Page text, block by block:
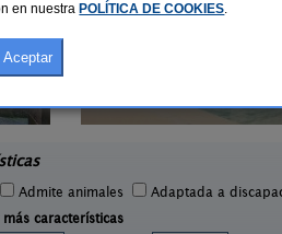
Admite animales
Adaptada a
características
en nuestra POLÍTICA DE COOKIES.